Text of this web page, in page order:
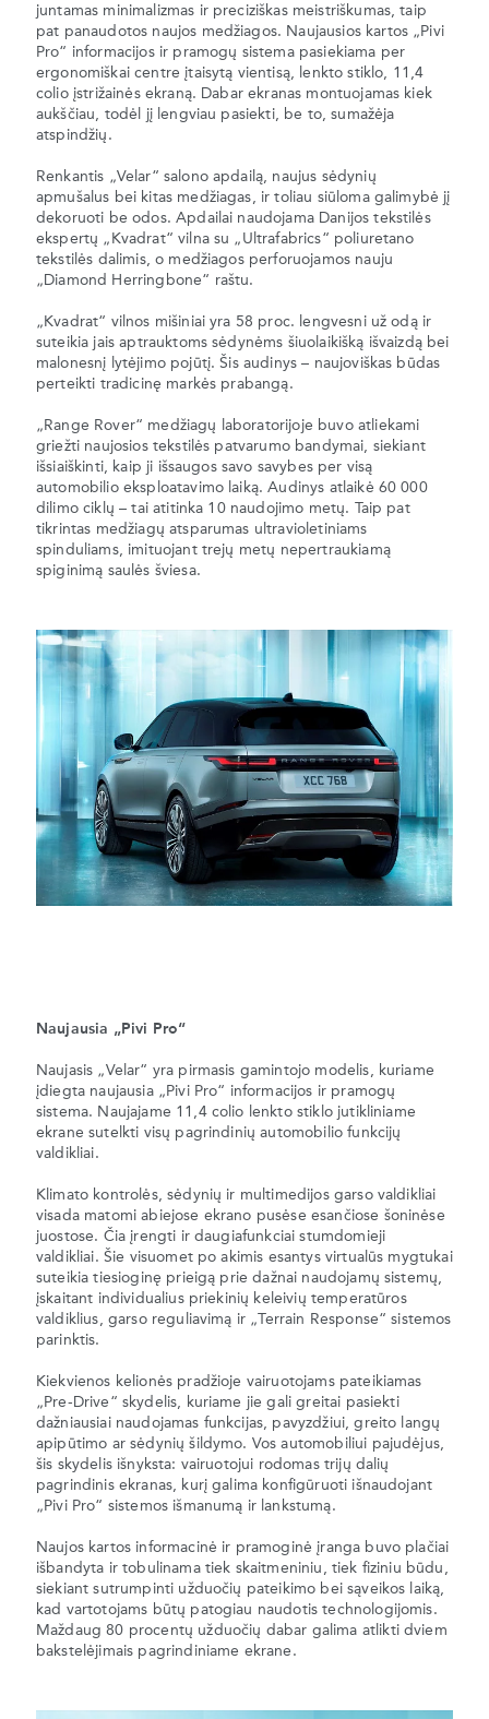
juntamas minimalizmas ir preciziškas meistriškumas, taip
pat panaudotos naujos medžiagos. Naujausios kartos „Pivi
Pro“ informacijos ir pramogų sistema pasiekiama per
ergonomiškai centre įtaisytą vientisą, lenkto stiklo, 11,4
colio įstrižainės ekraną. Dabar ekranas montuojamas kiek
aukščiau, todėl jį lengviau pasiekti, be to, sumažėja
atspindžių.
Renkantis „Velar“ salono apdailą, naujus sėdynių
apmušalus bei kitas medžiagas, ir toliau siūloma galimybė jį
dekoruoti be odos. Apdailai naudojama Danijos tekstilės
ekspertų „Kvadrat“ vilna su „Ultrafabrics“ poliuretano
tekstilės dalimis, o medžiagos perforuojamos nauju
„Diamond Herringbone“ raštu.
„Kvadrat“ vilnos mišiniai yra 58 proc. lengvesni už odą ir
suteikia jais aptrauktoms sėdynėms šiuolaikišką išvaizdą bei
malonesnį lytėjimo pojūtį. Šis audinys – naujoviškas būdas
perteikti tradicinę markės prabangą.
„Range Rover“ medžiagų laboratorijoje buvo atliekami
griežti naujosios tekstilės patvarumo bandymai, siekiant
išsiaiškinti, kaip ji išsaugos savo savybes per visą
automobilio eksploatavimo laiką. Audinys atlaikė 60 000
dilimo ciklų – tai atitinka 10 naudojimo metų. Taip pat
tikrintas medžiagų atsparumas ultravioletiniams
spinduliams, imituojant trejų metų nepertraukiamą
spiginimą saulės šviesa.
Naujausia „Pivi Pro“
Naujasis „Velar“ yra pirmasis gamintojo modelis, kuriame
įdiegta naujausia „Pivi Pro“ informacijos ir pramogų
sistema. Naujajame 11,4 colio lenkto stiklo jutikliniame
ekrane sutelkti visų pagrindinių automobilio funkcijų
valdikliai.
Klimato kontrolės, sėdynių ir multimedijos garso valdikliai
visada matomi abiejose ekrano pusėse esančiose šoninėse
juostose. Čia įrengti ir daugiafunkciai stumdomieji
valdikliai. Šie visuomet po akimis esantys virtualūs mygtukai
suteikia tiesioginę prieigą prie dažnai naudojamų sistemų,
įskaitant individualius priekinių keleivių temperatūros
valdiklius, garso reguliavimą ir „Terrain Response“ sistemos
parinktis.
Kiekvienos kelionės pradžioje vairuotojams pateikiamas
„Pre-Drive“ skydelis, kuriame jie gali greitai pasiekti
dažniausiai naudojamas funkcijas, pavyzdžiui, greito langų
apipūtimo ar sėdynių šildymo. Vos automobiliui pajudėjus,
šis skydelis išnyksta: vairuotojui rodomas trijų dalių
pagrindinis ekranas, kurį galima konfigūruoti išnaudojant
„Pivi Pro“ sistemos išmanumą ir lankstumą.
Naujos kartos informacinė ir pramoginė įranga buvo plačiai
išbandyta ir tobulinama tiek skaitmeniniu, tiek fiziniu būdu,
siekiant sutrumpinti užduočių pateikimo bei sąveikos laiką,
kad vartotojams būtų patogiau naudotis technologijomis.
Maždaug 80 procentų užduočių dabar galima atlikti dviem
bakstelėjimais pagrindiniame ekrane.